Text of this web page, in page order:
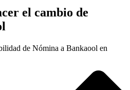
el cambio de
de Nómina a Bankaool en